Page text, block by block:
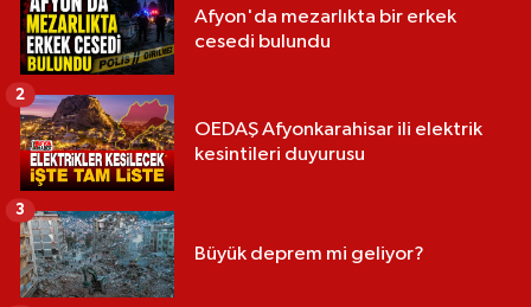
Afyon'da mezarlıkta bir erkek
cesedi bulundu
OEDAŞ Afyonkarahisar ili elektrik
kesintileri duyurusu
2
Büyük deprem mi geliyor?
3